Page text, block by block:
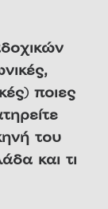
ποιες
του
και τι